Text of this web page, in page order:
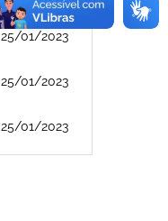
25/01/2023
25/01/2023
25/01/2023